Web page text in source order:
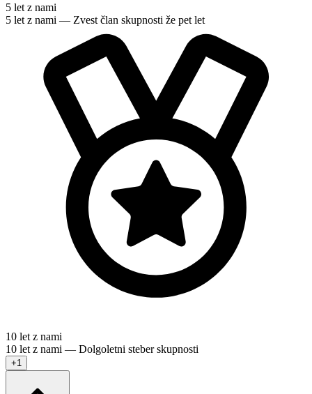
5 let z nami
5 let z nami — Zvest član skupnosti že pet let
10 let z nami
10 let z nami — Dolgoletni steber skupnosti
+1